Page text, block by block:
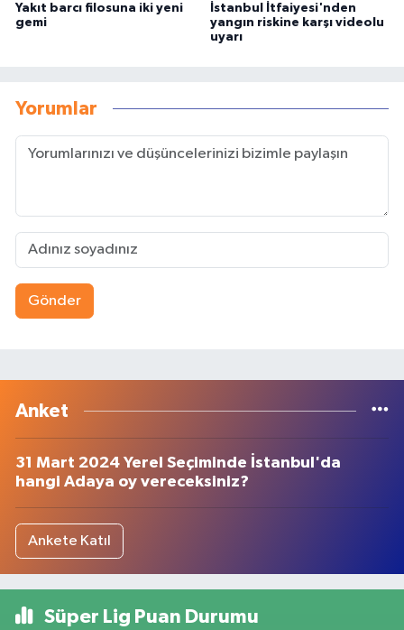
Yakıt barcı filosuna iki yeni
gemi
İstanbul İtfaiyesi'nden
yangın riskine karşı videolu
uyarı
Yorumlar
Gönder
Anket
31 Mart 2024 Yerel Seçiminde İstanbul'da
hangi Adaya oy vereceksiniz?
Ankete Katıl
Süper Lig Puan Durumu